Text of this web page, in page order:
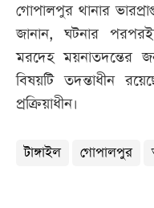
গোপালপুর থানার
জানান, ঘটনার
মরদেহ ময়নাতদন্তের
বিষয়টি তদন্তাধীন
প্রক্রিয়াধীন।
টাঙ্গাইল গোপালপুর